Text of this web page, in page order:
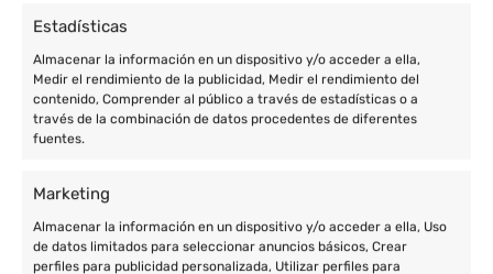
Estadísticas
Almacenar la información en un dispositivo y/o acceder a ella,
Medir el rendimiento de la publicidad, Medir el rendimiento del
contenido, Comprender al público a través de estadísticas o a
través de la combinación de datos procedentes de diferentes
fuentes.
Marketing
Almacenar la información en un dispositivo y/o acceder a ella, Uso
de datos limitados para seleccionar anuncios básicos, Crear
perfiles para publicidad personalizada, Utilizar perfiles para